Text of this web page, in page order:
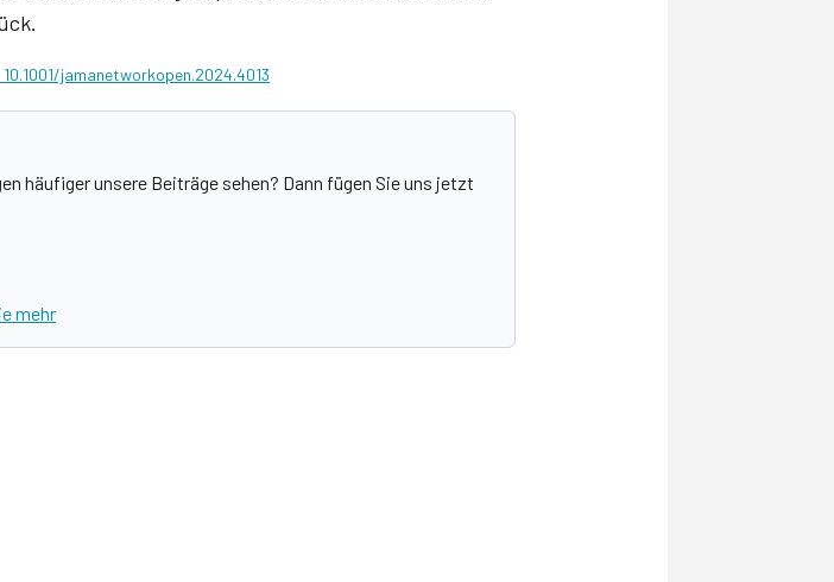
jamanetworkopen.2024.4013
häufiger unsere Beiträge sehen? Dann fügen Sie uns jetzt
mehr